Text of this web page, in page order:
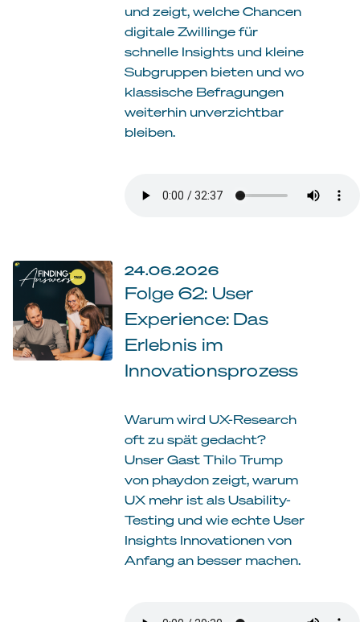
und zeigt, welche Chancen
digitale Zwillinge für
schnelle Insights und kleine
Subgruppen bieten und wo
klassische Befragungen
weiterhin unverzichtbar
bleiben.
24.06.2026
Folge 62: User
Experience: Das
Erlebnis im
Innovationsprozess
Warum wird UX-Research
oft zu spät gedacht?
Unser Gast Thilo Trump
von phaydon zeigt, warum
UX mehr ist als Usability-
Testing und wie echte User
Insights Innovationen von
Anfang an besser machen.